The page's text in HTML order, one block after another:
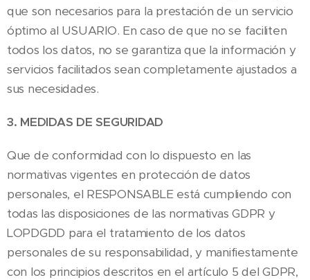
que son necesarios para la prestación de un servicio
óptimo al USUARIO. En caso de que no se faciliten
todos los datos, no se garantiza que la información y
servicios facilitados sean completamente ajustados a
sus necesidades.
3. MEDIDAS DE SEGURIDAD
Que de conformidad con lo dispuesto en las
normativas vigentes en protección de datos
personales, el RESPONSABLE está cumpliendo con
todas las disposiciones de las normativas GDPR y
LOPDGDD para el tratamiento de los datos
personales de su responsabilidad, y manifiestamente
con los principios descritos en el artículo 5 del GDPR,